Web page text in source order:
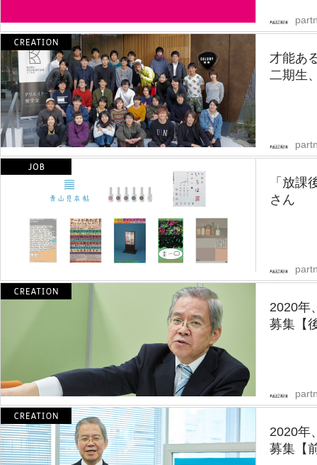
才能あ
二期生
「放課
さん
2020年
募集【
2020年
募集【